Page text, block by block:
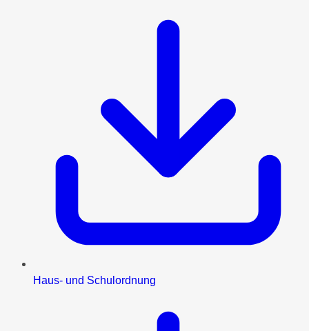
Haus- und Schulordnung